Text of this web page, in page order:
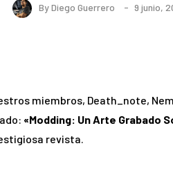
ByDiego Guerrero 9 junio,
miembros, Death_note,
«Modding: Un Arte Grabado
revista.